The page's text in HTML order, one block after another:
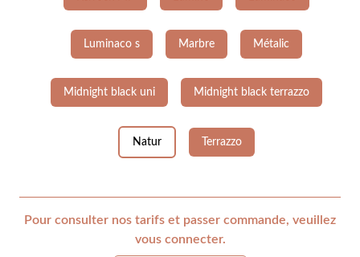
Luminaco s Marbre Métalic
Midnight black uni Midnight black terrazzo
Natur Terrazzo
Pour consulter nos tarifs et passer commande, veuillez
vous connecter.